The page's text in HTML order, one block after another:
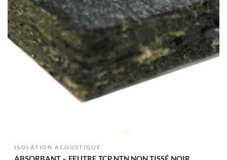
ISOLATION ACOUSTIQUE